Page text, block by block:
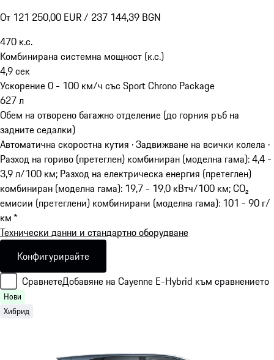
От 121 250,00 EUR / 237 144,39 BGN
470 к.с.
Комбинирана системна мощност (к.с.)
4,9сек
Ускорение 0 - 100 км/ч със Sport Chrono Package
627л
Обем на отворено багажно отделение (до горния ръб на
задните седалки)
Автоматична скоростна кутия · Задвижване на всички колела ·
Разход на гориво (претеглен) комбиниран (моделна гама): 4,4 -
3,9 л/100 км; Разход на електрическа енергия (претеглен)
комбиниран (моделна гама): 19,7 - 19,0 кВтч/100 км; CO₂
емисии (претеглени) комбинирани (моделна гама): 101 - 90 г/
км *
Технически данни и стандартно оборудване
Конфигурирайте
СравнетеДобавяне на Cayenne E-Hybrid към сравнението
Нови
Хибрид